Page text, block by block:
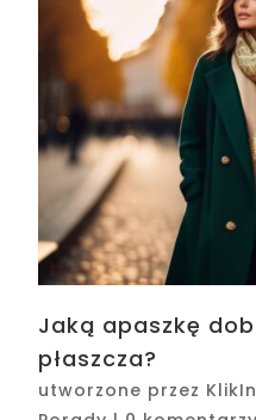
Jaką apaszkę
płaszcza?
utworzone przez